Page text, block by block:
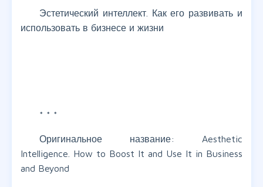
Эстетический интеллект. Как его развивать и
использовать в бизнесе и жизни
* * *
Оригинальное название: Aesthetic
Intelligence. How to Boost It and Use It in Business
and Beyond